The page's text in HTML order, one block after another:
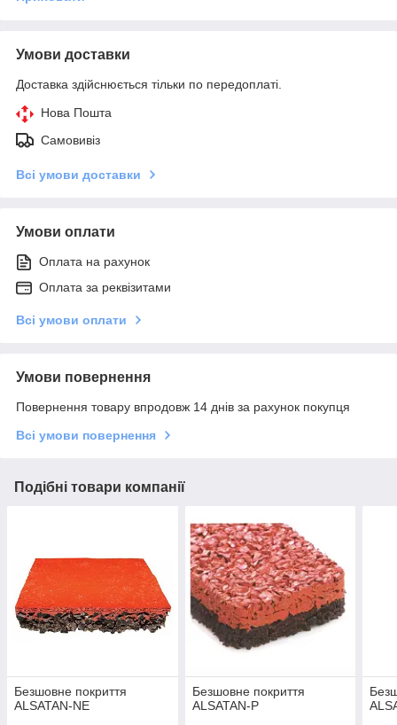
Умови доставки
Доставка здійснюється тільки по передоплаті.
Нова Пошта
Самовивіз
Всі умови доставки
Умови оплати
Оплата на рахунок
Оплата за реквізитами
Всі умови оплати
Умови повернення
Повернення товару впродовж 14 днів за рахунок покупця
Всі умови повернення
Подібні товари компанії
Безшовне покриття
ALSATAN-NE
Безшовне покриття
ALSATAN-P